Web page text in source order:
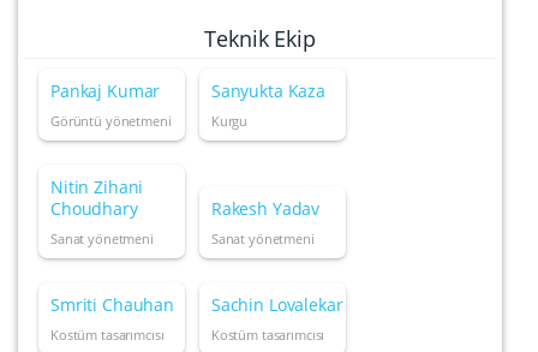
Teknik Ekip
Pankaj Kumar
Görüntü yönetmeni
Sanyukta Kaza
Kurgu
Nitin Zihani
Choudhary
Sanat yönetmeni
Rakesh Yadav
Sanat yönetmeni
Smriti Chauhan
Kostüm tasarımcısı
Sachin Lovalekar
Kostüm tasarımcısı